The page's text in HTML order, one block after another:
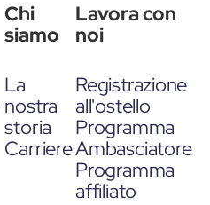
Chi
siamo
La
nostra
storia
Carriere
Lavora con
noi
Registrazione
all'ostello
Programma
Ambasciatore
Programma
affiliato